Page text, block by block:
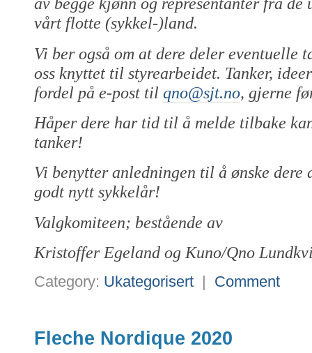
av begge kjønn og representanter fra de
vårt flotte (sykkel-)land.
Vi ber også om at dere deler eventuelle
oss knyttet til styrearbeidet. Tanker,
fordel på e-post til qno@sjt.no, gjerne
Håper dere har tid til å melde tilbake
tanker!
Vi benytter anledningen til å ønske dere
godt nytt sykkelår!
Valgkomiteen; bestående av
Kristoffer Egeland og Kuno/Qno
Category: Ukategorisert Comment
Fleche Nordique 2020